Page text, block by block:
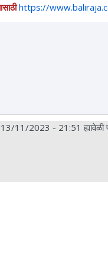
https://
13/11/2023 - 21:51 ह्यावेळी